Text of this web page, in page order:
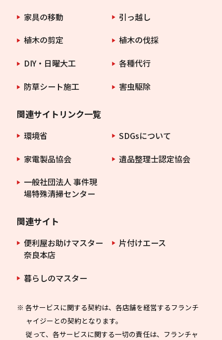
家具の移動
引っ越し
植木の剪定
植木の伐採
DIY・日曜大工
各種代行
防草シート施工
害虫駆除
関連サイトリンク一覧
環境省
SDGsについて
家電製品協会
遺品整理士認定協会
一般社団法人 事件現
場特殊清掃センター
関連サイト
便利屋お助けマスター
奈良本店
片付けエース
暮らしのマスター
※ 各サービスに関する契約は、各店舗を経営するフランチ
ャイジーとの契約となります。
従って、各サービスに関する一切の責任は、フランチャ